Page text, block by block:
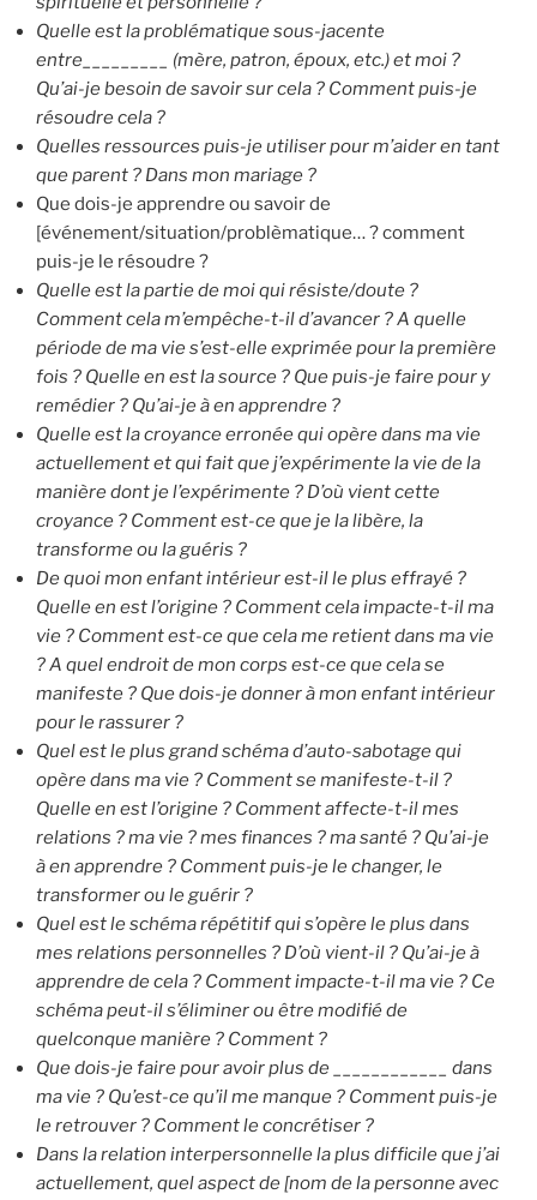
Quelle est la problématique sous-jacente
entre_________ (mère, patron, époux, etc.) et moi ?
Qu’ai-je besoin de savoir sur cela ? Comment puis-je
résoudre cela ?
Quelles ressources puis-je utiliser pour m’aider en tant
que parent ? Dans mon mariage ?
Que dois-je apprendre ou savoir de
[événement/situation/problèmatique… ? comment
puis-je le résoudre ?
Quelle est la partie de moi qui résiste/doute ?
Comment cela m’empêche-t-il d’avancer ? A quelle
période de ma vie s’est-elle exprimée pour la première
fois ? Quelle en est la source ? Que puis-je faire pour y
remédier ? Qu’ai-je à en apprendre ?
Quelle est la croyance erronée qui opère dans ma vie
actuellement et qui fait que j’expérimente la vie de la
manière dont je l’expérimente ? D’où vient cette
croyance ? Comment est-ce que je la libère, la
transforme ou la guéris ?
De quoi mon enfant intérieur est-il le plus effrayé ?
Quelle en est l’origine ? Comment cela impacte-t-il ma
vie ? Comment est-ce que cela me retient dans ma vie
? A quel endroit de mon corps est-ce que cela se
manifeste ? Que dois-je donner à mon enfant intérieur
pour le rassurer ?
Quel est le plus grand schéma d’auto-sabotage qui
opère dans ma vie ? Comment se manifeste-t-il ?
Quelle en est l’origine ? Comment affecte-t-il mes
relations ? ma vie ? mes finances ? ma santé ? Qu’ai-je
à en apprendre ? Comment puis-je le changer, le
transformer ou le guérir ?
Quel est le schéma répétitif qui s’opère le plus dans
mes relations personnelles ? D’où vient-il ? Qu’ai-je à
apprendre de cela ? Comment impacte-t-il ma vie ? Ce
schéma peut-il s’éliminer ou être modifié de
quelconque manière ? Comment ?
Que dois-je faire pour avoir plus de ____________ dans
ma vie ? Qu’est-ce qu’il me manque ? Comment puis-je
le retrouver ? Comment le concrétiser ?
Dans la relation interpersonnelle la plus difficile que j’ai
actuellement, quel aspect de [nom de la personne avec